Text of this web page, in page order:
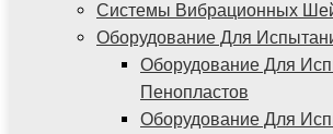
Системы Вибрационных
Оборудование Для
Оборудование Для
Пенопластов
Оборудование Для